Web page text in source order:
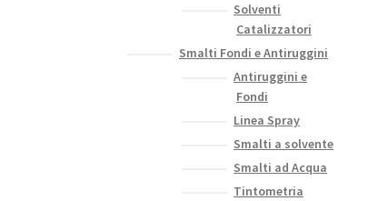
Solventi
Catalizzatori
Smalti Fondi e Antiruggini
Antiruggini e
Fondi
Linea Spray
Smalti a solvente
Smalti ad Acqua
Tintometria